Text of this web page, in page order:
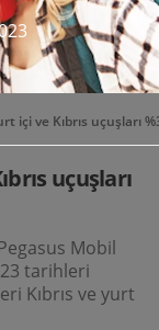
içi ve Kıbrıs uçuşları
uçuşları
Mobil
tarihleri
Kıbrıs ve yurt